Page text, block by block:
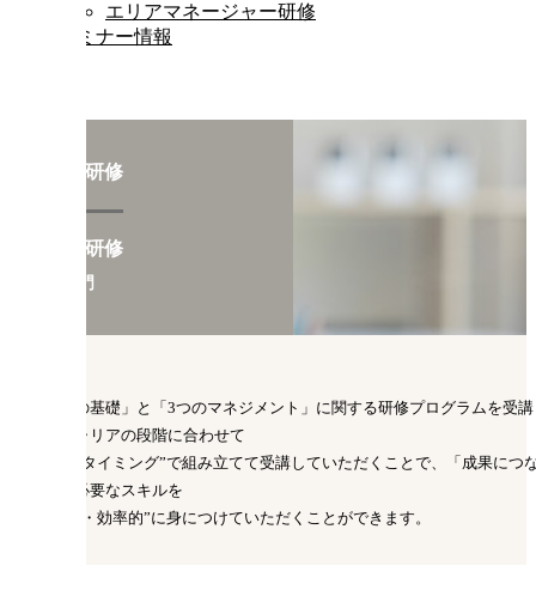
エリアマネージャー研修
セミナー情報
専門職研修
専門職研修
総務部門
「総務の基礎」と「3つのマネジメント」に関する研修プログラムを受講
者のキャリアの段階に合わせて
“最良のタイミング”で組み立てて受講していただくことで、「成果につ
がる」必要なスキルを
“効果的・効率的”に身につけていただくことができます。